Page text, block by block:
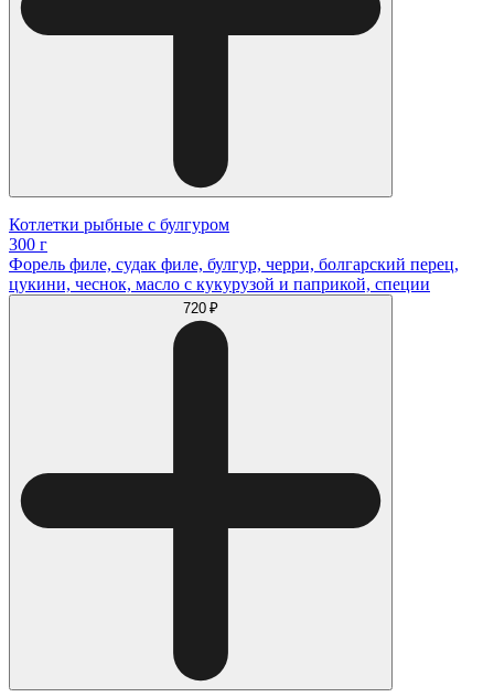
Котлетки рыбные с булгуром
300 г
Форель филе, судак филе, булгур, черри, болгарский перец,
цукини, чеснок, масло с кукурузой и паприкой, специи
720 ₽